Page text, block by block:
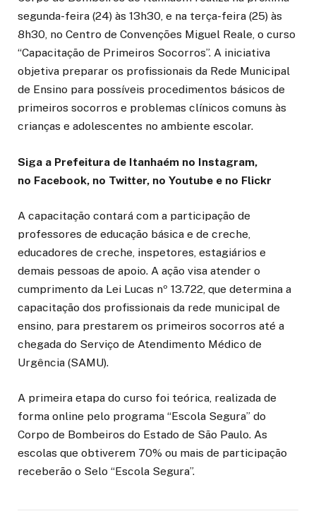
segunda-feira (24) às 13h30, e na terça-feira (25) às
8h30, no Centro de Convenções Miguel Reale, o curso
“Capacitação de Primeiros Socorros”. A iniciativa
objetiva preparar os profissionais da Rede Municipal
de Ensino para possíveis procedimentos básicos de
primeiros socorros e problemas clínicos comuns às
crianças e adolescentes no ambiente escolar.
Siga a Prefeitura de Itanhaém no Instagram,
no Facebook, no Twitter, no Youtube e no Flickr
A capacitação contará com a participação de
professores de educação básica e de creche,
educadores de creche, inspetores, estagiários e
demais pessoas de apoio. A ação visa atender o
cumprimento da Lei Lucas nº 13.722, que determina a
capacitação dos profissionais da rede municipal de
ensino, para prestarem os primeiros socorros até a
chegada do Serviço de Atendimento Médico de
Urgência (SAMU).
A primeira etapa do curso foi teórica, realizada de
forma online pelo programa “Escola Segura” do
Corpo de Bombeiros do Estado de São Paulo. As
escolas que obtiverem 70% ou mais de participação
receberão o Selo “Escola Segura”.